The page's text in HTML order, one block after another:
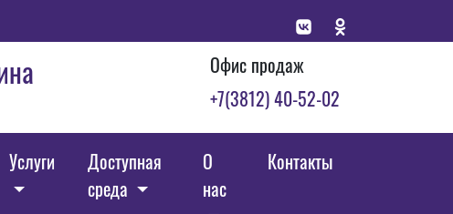
Офис продаж
+7(3812) 40-52-02
Услуги
Доступная
среда
О
нас
Контакты